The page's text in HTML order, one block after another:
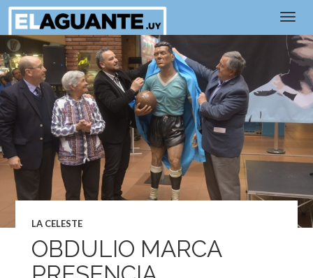
LA CELESTE
OBDULIO MARCA